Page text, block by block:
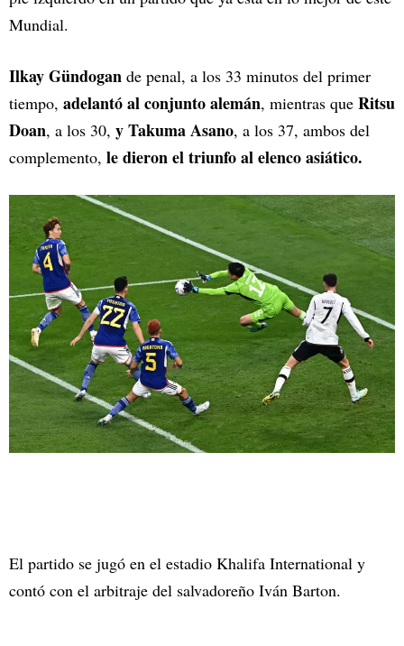
Mundial.
Ilkay Gündogan de penal, a los 33 minutos del primer
tiempo, adelantó al conjunto alemán, mientras que Ritsu
Doan, a los 30, y Takuma Asano, a los 37, ambos del
complemento, le dieron el triunfo al elenco asiático.
El partido se jugó en el estadio Khalifa International y
contó con el arbitraje del salvadoreño Iván Barton.